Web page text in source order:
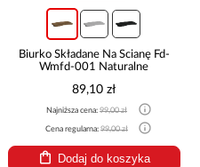
Biurko Składane Na Ścianę Fd-
Wmfd-001 Naturalne
89,10 zł
Najniższa cena:99,00 zł
Cena regularna:99,00 zł
Dodaj do koszyka